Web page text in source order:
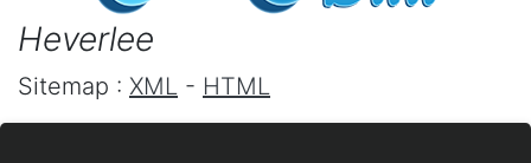
Heverlee
Sitemap : XML - HTML